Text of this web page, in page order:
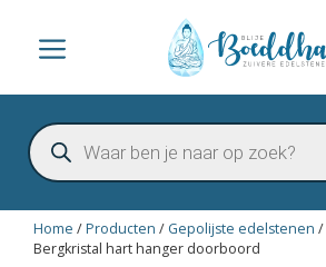
inhoud
Menu
Producten
zoeken
Home /Producten / Gepolijste edelstenen /
Bergkristal hart hanger doorboord